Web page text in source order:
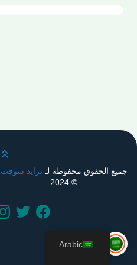
جميع الحقوق محفوظة لـترايد سوفت
© 2024
Arabic